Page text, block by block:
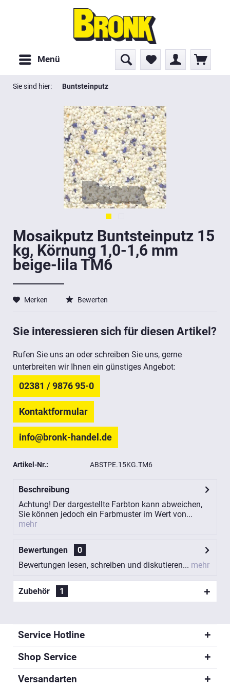
Menü
Sie sind hier: Buntsteinputz
Mosaikputz Buntsteinputz 15
kg, Körnung 1,0-1,6 mm
beige-lila TM6
Merken Bewerten
Sie interessieren sich für diesen Artikel?
Rufen Sie uns an oder schreiben Sie uns, gerne
unterbreiten wir Ihnen ein günstiges Angebot:
02381 / 9876 95-0
Kontaktformular
info@bronk-handel.de
Artikel-Nr.: ABSTPE.15KG.TM6
Beschreibung
Achtung! Der dargestellte Farbton kann abweichen,
Sie können jedoch ein Farbmuster im Wert von...
mehr
Bewertungen
0
Bewertungen lesen, schreiben und diskutieren... mehr
Zubehör 1
Service Hotline
Shop Service
Versandarten